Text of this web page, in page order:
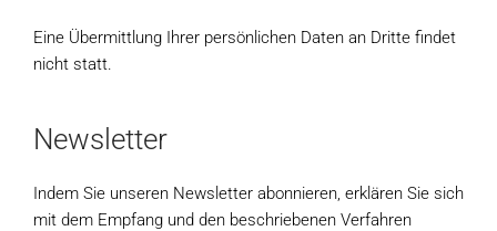
Eine Übermittlung Ihrer persönlichen Daten an Dritte findet
nicht statt.
Newsletter
Indem Sie unseren Newsletter abonnieren, erklären Sie sich
mit dem Empfang und den beschriebenen Verfahren